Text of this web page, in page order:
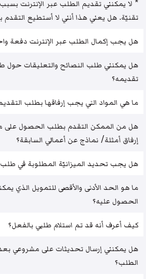
* لا يمكنني تقديم الطلب عبر الإنترنت
تقنيّة. هل يعني هذا أنني لا أستطيع
هل يجب إكمال الطلب عبر الإنترنت دفعة
هل يمكنني طلب النصائح والتعليقات حول
تقديمه؟
ما هي المواد التي يجب إرفاقها بطلب
هل من الممكن التقدم بطلب الحصول على
إرفاق أمثلة/ نماذج عن أعمالي السابقة؟
هل يجب تحديد الميزانيّة المطلوبة في طلب
ما هو الحد الأدنى والأقصى للتمويل الذي
الحصول عليه؟
كيف أعرف أنه قد تم استلام طلبي بالفعل؟
هل يمكنني إرسال تحديثات على مشروعي
الطلب؟